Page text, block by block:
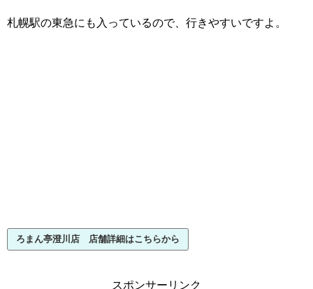
札幌駅の東急にも入っているので、行きやすいですよ。
ろまん亭澄川店 店舗詳細はこちらから
スポンサーリンク